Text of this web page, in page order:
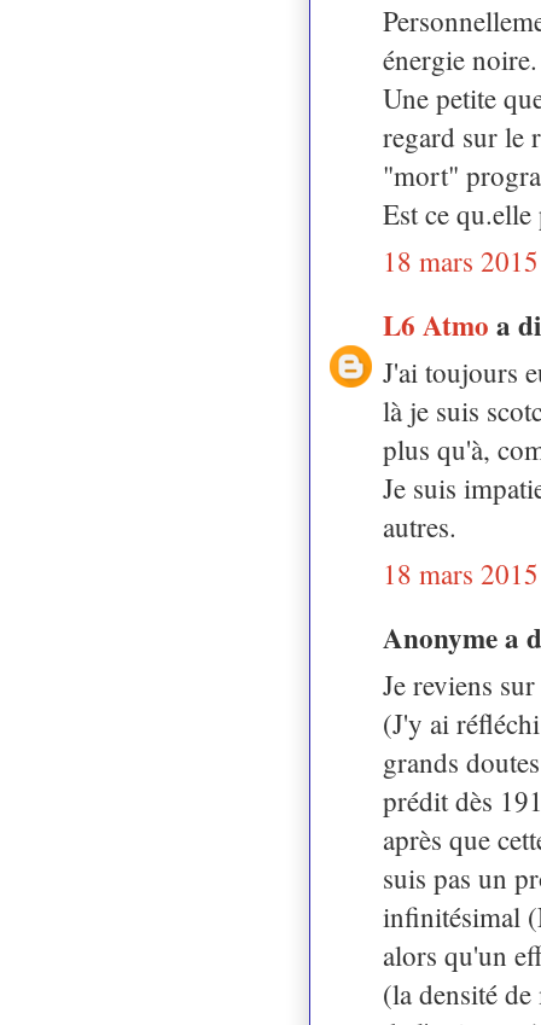
énergie noire.
Une petite
regard sur le
"mort"
Est ce
18 mars
L6 Atmo a
J'ai toujours
là je suis
plus qu'à,
Je suis
autres.
18 mars
Anonyme a
Je reviens
(J'y ai
grands
prédit dès
après que
suis pas un
infinitésimal
alors qu'un
(la densité